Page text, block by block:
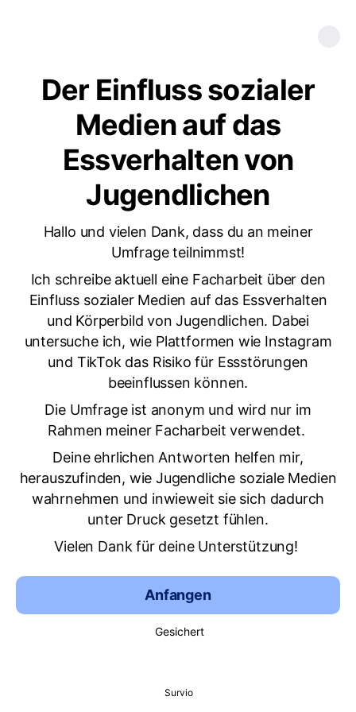
Der Einfluss sozialer
Medien auf das
Essverhalten von
Jugendlichen
Hallo und vielen Dank, dass du an meiner
Umfrage teilnimmst!
Ich schreibe aktuell eine Facharbeit über den
Einfluss sozialer Medien auf das Essverhalten
und Körperbild von Jugendlichen. Dabei
untersuche ich, wie Plattformen wie Instagram
und TikTok das Risiko für Essstörungen
beeinflussen können.
Die Umfrage ist anonym und wird nur im
Rahmen meiner Facharbeit verwendet.
Deine ehrlichen Antworten helfen mir,
herauszufinden, wie Jugendliche soziale Medien
wahrnehmen und inwieweit sie sich dadurch
unter Druck gesetzt fühlen.
Vielen Dank für deine Unterstützung!
Anfangen
Gesichert
Survio